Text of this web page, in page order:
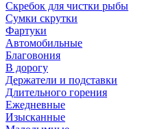
Скребок для чистки рыбы
Сумки скрутки
Фартуки
Автомобильные
Благовония
В дорогу
Держатели и подставки
Длительного горения
Ежедневные
Изысканные